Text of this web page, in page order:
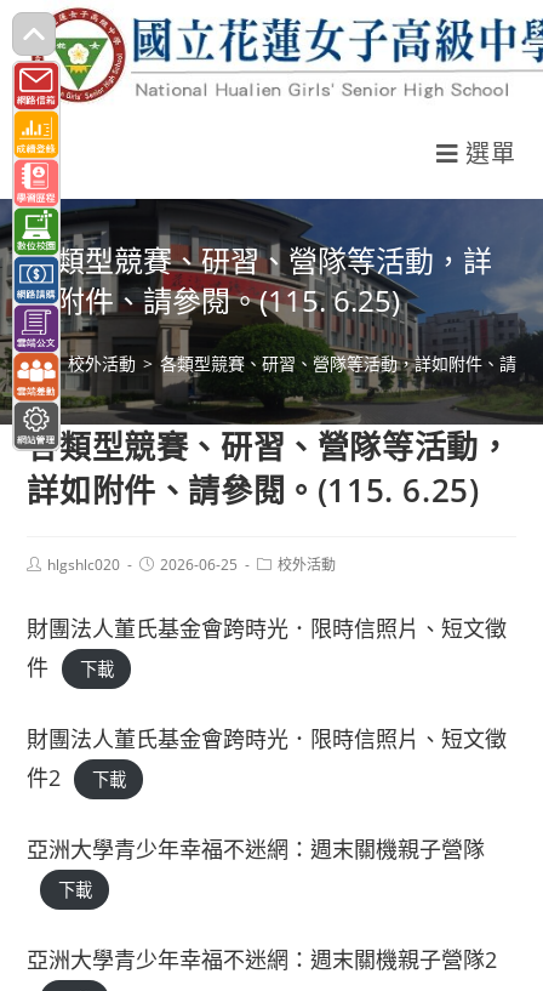
跳
轉
至
主
要
內
容
選單
各類型競賽、研習、營隊等活動，詳
如附件、請參閱。(115. 6.25)
> 校外活動 > 各類型競賽、研習、營隊等活動，詳如附件、請參
各類型競賽、研習、營隊等活動，
詳如附件、請參閱。(115. 6.25)
Posthlgshlc020
Post2026-06-25
Post校外活動
財團法人董氏基金會跨時光．限時信照片、短文徵
件
下載
財團法人董氏基金會跨時光．限時信照片、短文徵
件2
下載
亞洲大學青少年幸福不迷網：週末關機親子營隊
下載
亞洲大學青少年幸福不迷網：週末關機親子營隊2